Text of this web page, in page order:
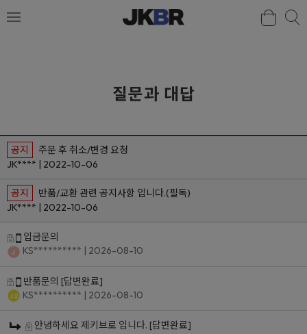
검색
질문과 대답
공지
주문 후 취소/변경 요청
JK**** | 2022-10-06
공지
반품/교환 관련 공지사항 입니다.(필독)
JK**** | 2022-10-06
입금문의
KS********** | 2026-08-10
반품문의 [답변완료]
KS********** | 2026-08-10
안녕하세요 제키브로 입니다. [답변완료]